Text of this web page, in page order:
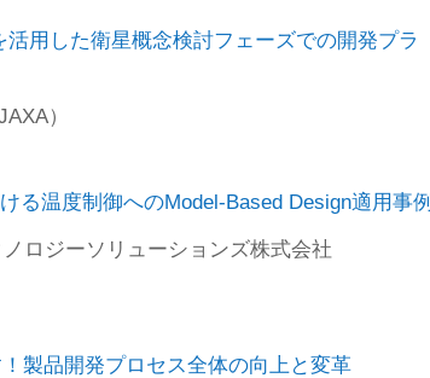
ェーズでの開発プラットフォームの事例
用した衛星概念検討フェーズでの開発プラ
）
Design適用事例
る温度制御へのModel-Based Design適用事例
ロジーソリューションズ株式会社
向上と変革
製品開発プロセス全体の向上と変革